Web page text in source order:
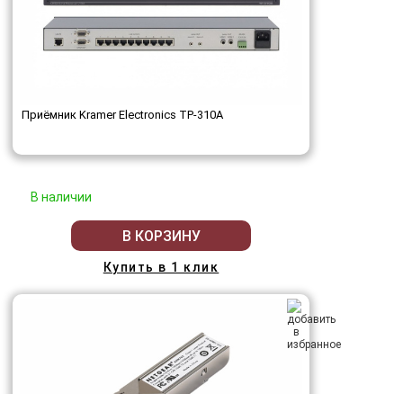
Приёмник Kramer Electronics TP-310A
В наличии
В КОРЗИНУ
Купить в 1 клик